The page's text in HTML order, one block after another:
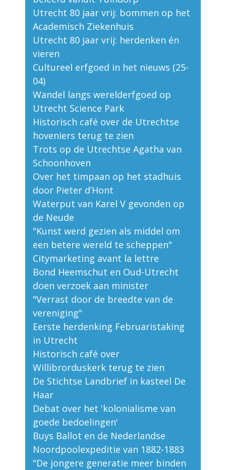
Utrecht 80 jaar vrij: bommen op het
Academisch Ziekenhuis
Utrecht 80 jaar vrij: herdenken én
vieren
Cultureel erfgoed in het nieuws (25-
04)
Wandel langs werelderfgoed op
Utrecht Science Park
Historisch café over de Utrechtse
hoveniers terug te zien
Trots op de Utrechtse Agatha van
Schoonhoven
Over het timpaan op het stadhuis
door Pieter d’Hont
Waterput van Karel V gevonden op
de Neude
"Kunst werd gezien als middel om
een betere wereld te scheppen"
Citymarketing avant la lettre
Bond Heemschut en Oud-Utrecht
doen verzoek aan minister
"Verrast door de breedte van de
vereniging"
Eerste herdenking Februaristaking
in Utrecht
Historisch café over
Willibrorduskerk terug te zien
De Stichtse Landbrief in kasteel De
Haar
Debat over het 'kolonialisme van
goede bedoelingen'
Buys Ballot en de Nederlandse
Noordpoolexpeditie van 1882-1883
"De jongere generatie meer binden